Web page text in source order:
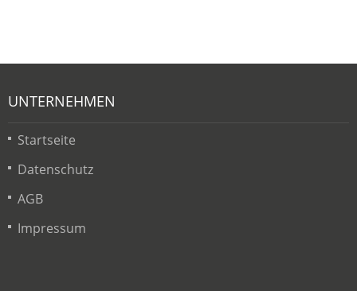
UNTERNEHMEN
Startseite
Datenschutz
AGB
Impressum